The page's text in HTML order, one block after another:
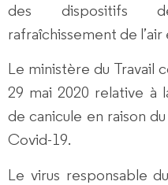
des dispositifs
rafraîchissement de
Le ministère du Travail
29 mai 2020 relative à
de canicule en raison
Covid-19.
Le virus responsable